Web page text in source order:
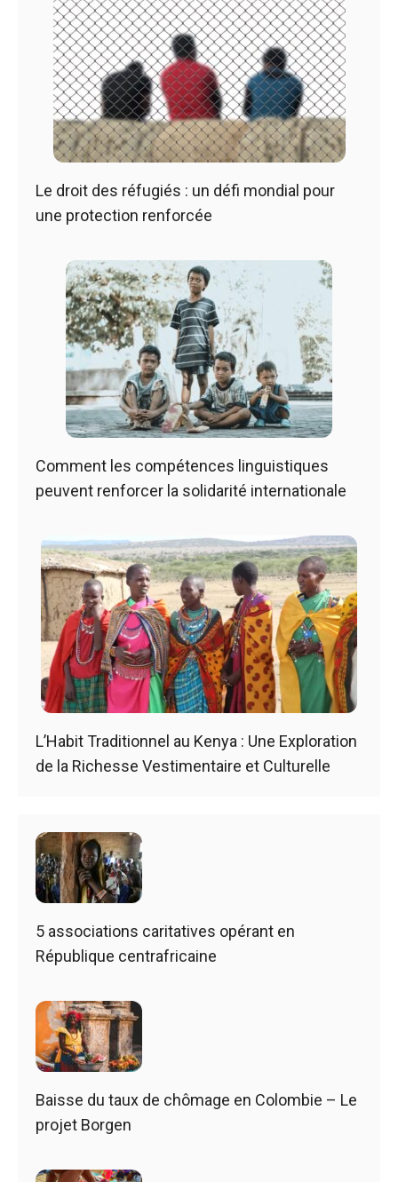
Le droit des réfugiés : un défi mondial pour
une protection renforcée
Comment les compétences linguistiques
peuvent renforcer la solidarité internationale
L’Habit Traditionnel au Kenya : Une Exploration
de la Richesse Vestimentaire et Culturelle
5 associations caritatives opérant en
République centrafricaine
Baisse du taux de chômage en Colombie – Le
projet Borgen